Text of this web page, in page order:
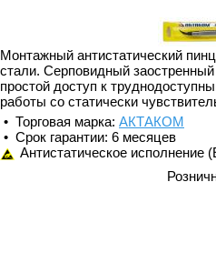
Монтажный антистатический
стали. Серповидный заостренный
простой доступ к
работы со статически
• Торговая марка: АКТАКОМ
• Срок гарантии: 6 месяцев
Антистатическое исполнение